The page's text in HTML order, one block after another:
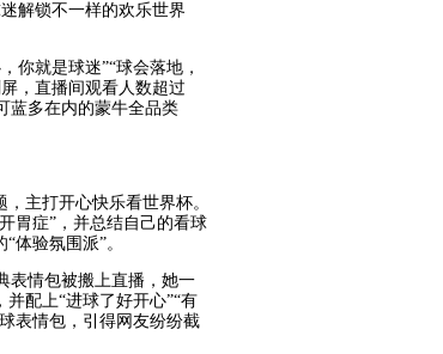
解锁不一样的欢乐世界
你就是球迷”“球会落地，
，直播间观看人数超过
蓝多在内的蒙牛全品类
主打开心快乐看世界杯。
胃症”，并总结自己的看球
验氛围派”。
表情包被搬上直播，她一
配上“进球了好开心”“有
表情包，引得网友纷纷截